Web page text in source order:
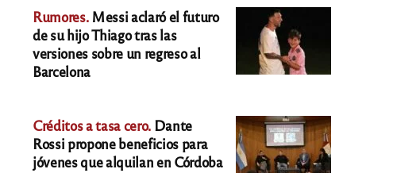
Rumores.Messi aclaró el futuro
de su hijo Thiago tras las
versiones sobre un regreso al
Barcelona
Créditos a tasa cero. Dante
Rossi propone beneficios para
jóvenes que alquilan en Córdoba